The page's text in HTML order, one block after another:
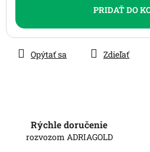
PRIDAŤ DO
Opýtať sa Zdieľať
Rýchle doručenie
rozvozom ADRIAGOLD